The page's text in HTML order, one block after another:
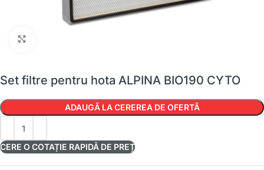
Set filtre pentru hota ALPINA BIO190 CYTO
ADAUGĂ LA CEREREA DE OFERTĂ
CERE O COTAȚIE RAPIDĂ DE PREȚ